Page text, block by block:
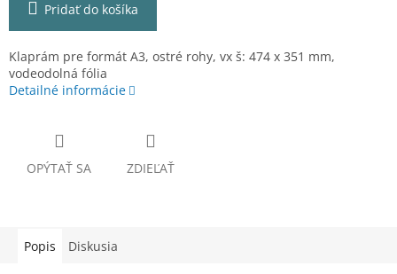
Pridať do košíka
Klaprám pre formát A3, ostré rohy, vx š: 474 x 351 mm,
vodeodolná fólia
Detailné informácie
OPÝTAŤ SA ZDIEĽAŤ
Popis Diskusia